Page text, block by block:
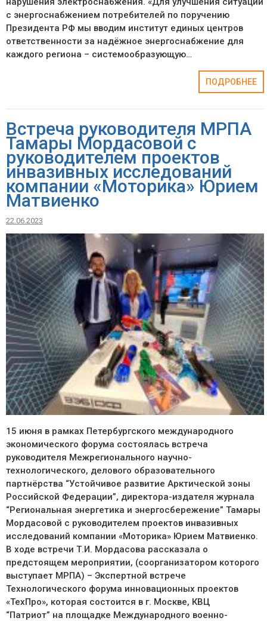
с энергоснабжением потребителей по поручению
Президента РФ мы вводим институт единых центров
ответственности за надёжное энергоснабжение для
каждого региона – системообразующую…
ПОДРОБНЕЕ
Встреча руководителя МРПА
Тамары Мордасовой с
руководителем проектов
инвазивных исследований
компании «Моторика» Юрием
Матвиенко
22.06.2023
15 июня в рамках Петербургского международного
экономического форума состоялась встреча
руководителя Межрегионального научно-
технологического, делового образовательного
партнёрства “Устойчивое развитие Арктической зоны
Российской Федерации”, директора-издателя журнала
“Региональная энергетика и энергосбережение” Тамары
Мордасовой с руководителем проектов инвазивных
исследований компании «Моторика» Юрием Матвиенко.
В ходе встречи Т.И. Мордасова рассказала о
предстоящем мероприятии, (соорганизатором которого
выступает МРПА) – Экспертной встрече
Технологического форума инновационных проектов
«ТехПро», которая состоится в г. Москве, КВЦ
“Патриот” на площадке Международного военно-